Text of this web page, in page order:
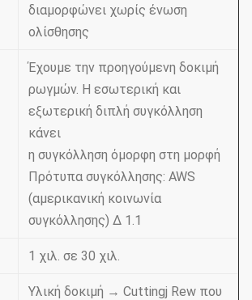
διαμορφώνει χωρίς ένωση
ολίσθησης
Έχουμε την προηγούμενη δοκιμή
ρωγμών. Η εσωτερική και
εξωτερική διπλή συγκόλληση
κάνει
η συγκόλληση όμορφη στη μορφή
Πρότυπα συγκόλλησης: AWS
(αμερικανική κοινωνία
συγκόλλησης) Δ 1.1
1 χιλ. σε 30 χιλ.
Υλική δοκιμή → Cuttingj Rew που